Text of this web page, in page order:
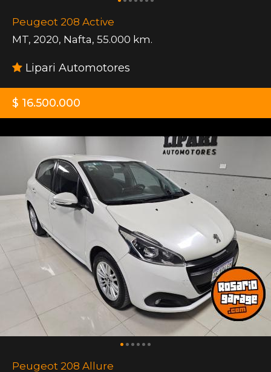
Peugeot 208 Active
MT, 2020, Nafta, 55.000 km.
Lipari Automotores
$ 16.500.000
Peugeot 208 Allure